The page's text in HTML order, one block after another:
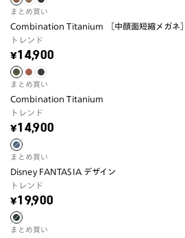
まとめ買い
Combination Titanium ［中顔面短縮メガネ］
トレンド
¥14,900
まとめ買い
Combination Titanium
トレンド
¥14,900
まとめ買い
Disney FANTASIA デザイン
トレンド
¥19,900
まとめ買い